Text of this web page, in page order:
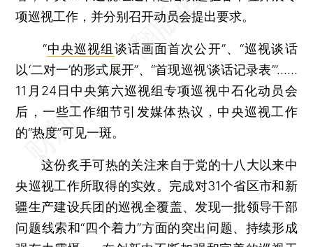
项巡视工作，并分别召开动员会提出要求。
“中央巡视组谈话画面首次公开”、“巡视谈话
以‘二对一’的形式展开”、“首现巡视‘谈话记录表’”……
11月24日中央第六巡视组专项巡视中石化动员会
后，一些工作细节引发媒体热议，中央巡视工作
的“热度”可见一斑。
这份炙手可热的关注来自于党的十八大以来中
央巡视工作所取得的实效。完成对31个省区市和新
疆生产建设兵团的巡视全覆盖、发现一批领导干部
问题线索和“四个着力”方面的突出问题、持续形成